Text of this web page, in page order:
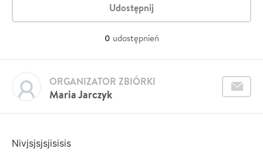
Udostępnij
0 udostępnień
Maria Jarczyk
ORGANIZATOR ZBIÓRKI
Nivjsjsjsjisisis